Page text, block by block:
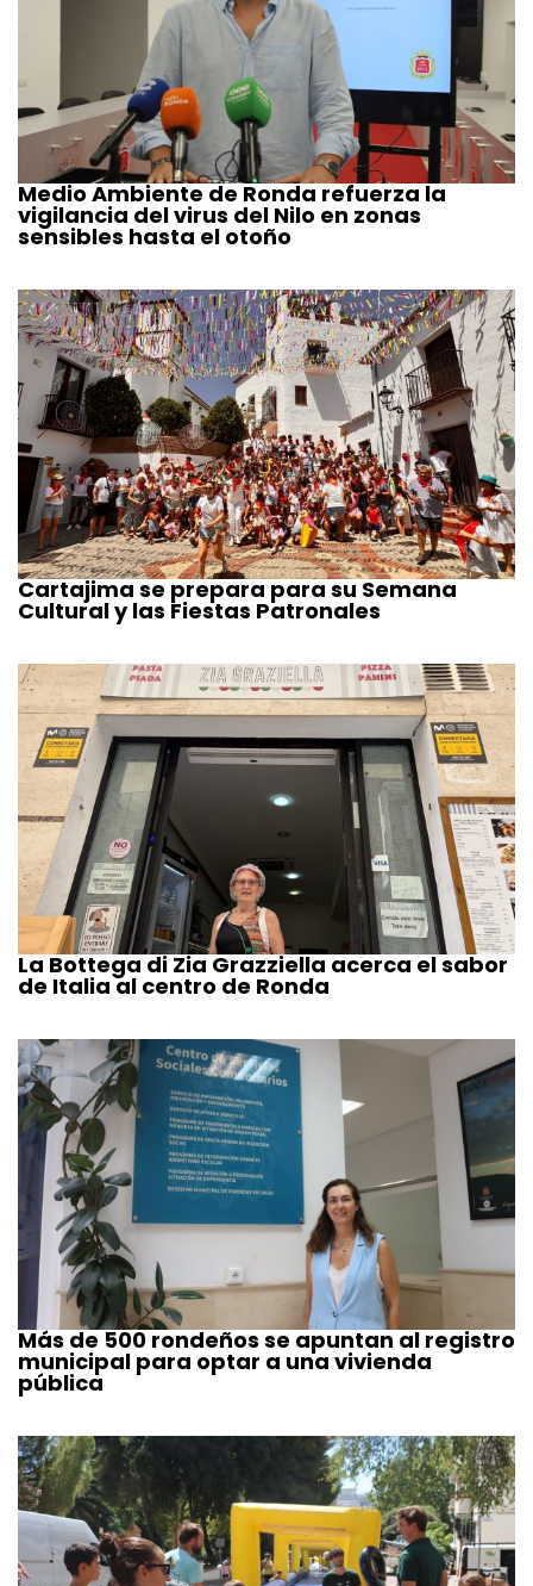
Medio Ambiente de Ronda refuerza la
vigilancia del virus del Nilo en zonas
sensibles hasta el otoño
Cartajima se prepara para su Semana
Cultural y las Fiestas Patronales
La Bottega di Zia Grazziella acerca el sabor
de Italia al centro de Ronda
Más de 500 rondeños se apuntan al registro
municipal para optar a una vivienda
pública